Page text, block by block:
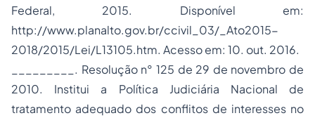
Federal, 2015. Disponível em:
http://www.planalto.gov.br/ccivil_03/_Ato2015-
2018/2015/Lei/L13105.htm. Acesso em: 10. out. 2016.
_________. Resolução n° 125 de 29 de novembro de
2010. Institui a Política Judiciária Nacional de
tratamento adequado dos conflitos de interesses no